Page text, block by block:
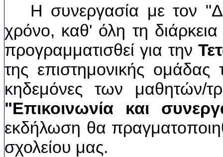
Η συνεργασία με τον
χρόνο, καθ' όλη τη
προγραμματισθεί για την
της επιστημονικής
κηδεμόνες των μαθητών/
"Επικοινωνία και
εκδήλωση θα
σχολείου μας.